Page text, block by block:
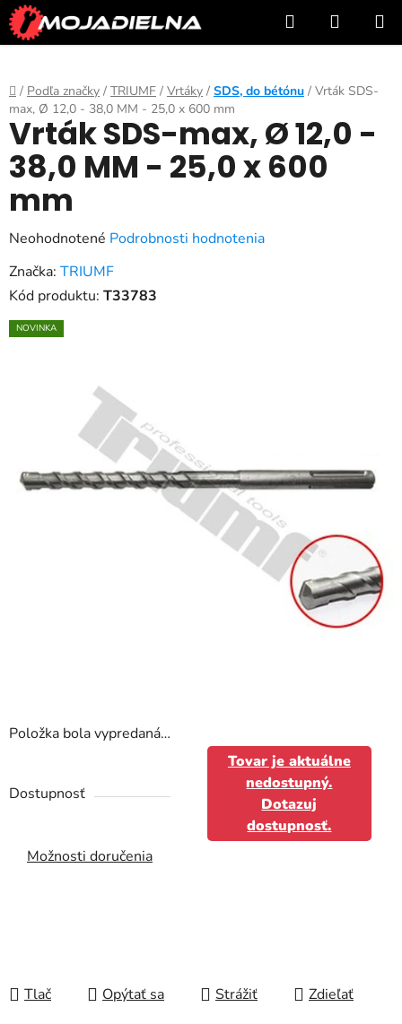
Prejsť
na
obsah
Hľadať
KOŠÍK
Domov
/ Podľa značky / TRIUMF / Vrtáky / SDS, do bétónu / Vrták SDS-
max, Ø 12,0 - 38,0 MM - 25,0 x 600 mm
Položka bola vypredaná…
Dostupnosť
Tovar je aktuálne
nedostupný.
Dotazuj
dostupnosť.
Možnosti doručenia
Tlač Opýtať sa Strážiť Zdieľať
Vrták SDS-max, Ø 12,0 -
38,0 MM - 25,0 x 600
mm
Priemerné
hodnotenie
produktu
0,0
Neohodnotené Podrobnosti hodnotenia
Značka: TRIUMF
Kód produktu: T33783
NOVINKA